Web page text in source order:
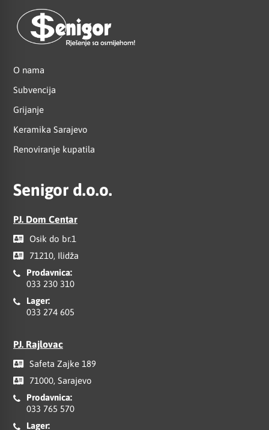
O nama
Subvencija
Grijanje
Keramika Sarajevo
Renoviranje kupatila
Senigor d.o.o.
PJ. Dom Centar
Osik do br.1
71210, Ilidža
Prodavnica:
033 230 310
Lager:
033 274 605
PJ. Rajlovac
Safeta Zajke 189
71000, Sarajevo
Prodavnica:
033 765 570
Lager: